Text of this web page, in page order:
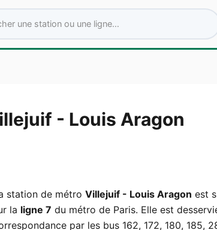
une station ou une ligne
- Louis Aragon
station de métro Villejuif - Louis Aragon est
la ligne 7 du métro de Paris. Elle est
par les bus 162, 172, 180, 185,